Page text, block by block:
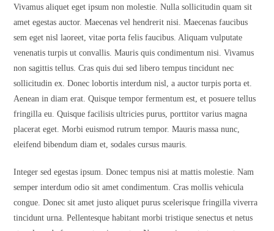
Vivamus aliquet eget ipsum non molestie. Nulla sollicitudin quam sit
amet egestas auctor. Maecenas vel hendrerit nisi. Maecenas faucibus
sem eget nisl laoreet, vitae porta felis faucibus. Aliquam vulputate
venenatis turpis ut convallis. Mauris quis condimentum nisi. Vivamus
non sagittis tellus. Cras quis dui sed libero tempus tincidunt nec
sollicitudin ex. Donec lobortis interdum nisl, a auctor turpis porta et.
Aenean in diam erat. Quisque tempor fermentum est, et posuere tellus
fringilla eu. Quisque facilisis ultricies purus, porttitor varius magna
placerat eget. Morbi euismod rutrum tempor. Mauris massa nunc,
eleifend bibendum diam et, sodales cursus mauris.
Integer sed egestas ipsum. Donec tempus nisi at mattis molestie. Nam
semper interdum odio sit amet condimentum. Cras mollis vehicula
congue. Donec sit amet justo aliquet purus scelerisque fringilla viverra
tincidunt urna. Pellentesque habitant morbi tristique senectus et netus